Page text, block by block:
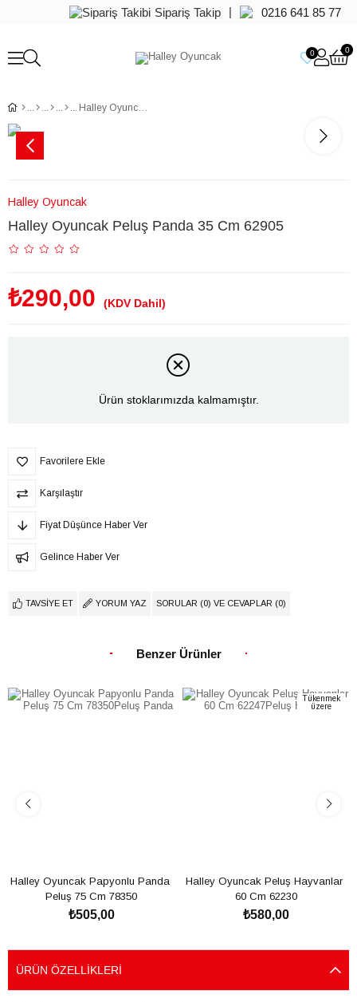
Sipariş Takip | 0216 641 85 77
0 0
Halley Oyuncak Peluş Panda 35 Cm 62905
Halley Oyuncak
Halley Oyuncak Peluş Panda 35 Cm 62905
₺290,00 (KDV Dahil)
Ürün stoklarımızda kalmamıştır.
Favorilere Ekle
Karşılaştır
Fiyat Düşünce Haber Ver
Gelince Haber Ver
TAVSIYE ET YORUM YAZ SORULAR (0) VE CEVAPLAR (0)
Benzer Ürünler
Halley Oyuncak Papyonlu Panda
Peluş 75 Cm 78350
₺505,00
Tükenmek
üzere
Halley Oyuncak Peluş Hayvanlar
60 Cm 62230
₺580,00
ÜRÜN ÖZELLIKLERI